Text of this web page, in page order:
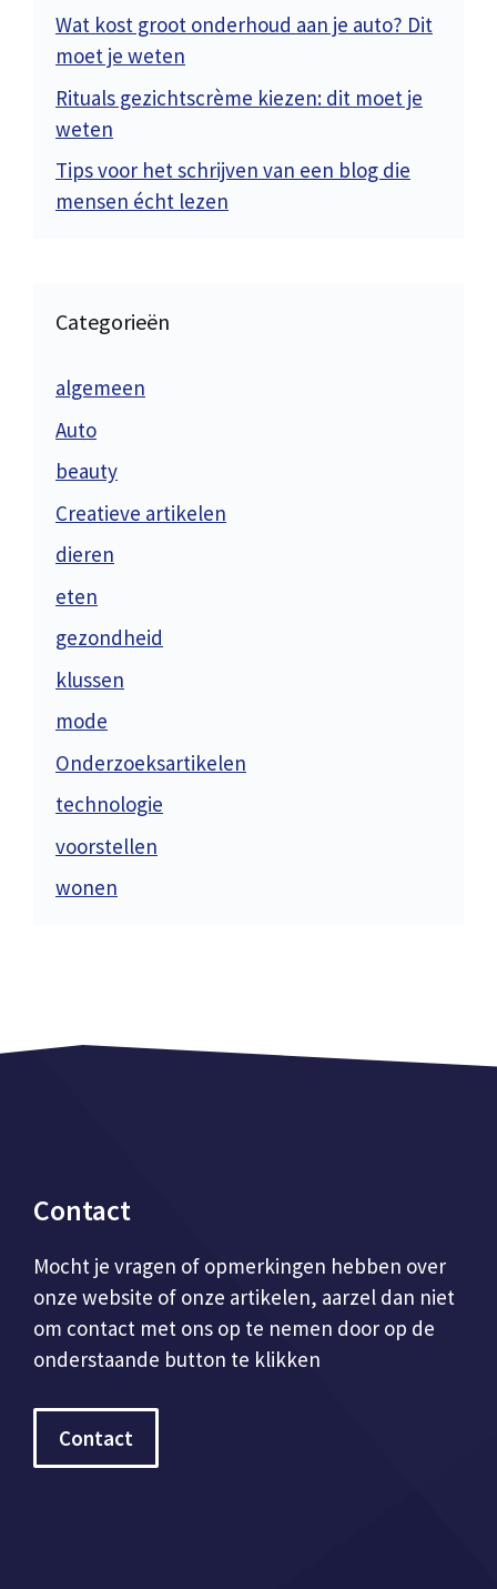
Wat kost groot onderhoud aan je auto? Dit
moet je weten
Rituals gezichtscrème kiezen: dit moet je
weten
Tips voor het schrijven van een blog die
mensen écht lezen
Categorieën
algemeen
Auto
beauty
Creatieve artikelen
dieren
eten
gezondheid
klussen
mode
Onderzoeksartikelen
technologie
voorstellen
wonen
Contact
Mocht je vragen of opmerkingen hebben over
onze website of onze artikelen, aarzel dan niet
om contact met ons op te nemen door op de
onderstaande button te klikken
Contact